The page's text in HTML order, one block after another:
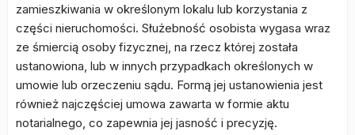
zamieszkiwania w określonym lokalu lub korzystania z
części nieruchomości. Służebność osobista wygasa wraz
ze śmiercią osoby fizycznej, na rzecz której została
ustanowiona, lub w innych przypadkach określonych w
umowie lub orzeczeniu sądu. Formą jej ustanowienia jest
również najczęściej umowa zawarta w formie aktu
notarialnego, co zapewnia jej jasność i precyzję.